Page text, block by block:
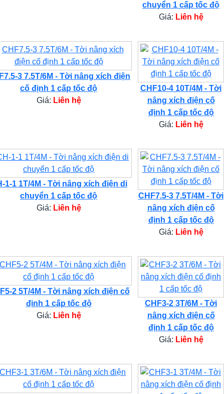
chuyển 1 cấp tốc độ
Giá: Liên hệ
3 7.5T/6M - Tời nâng xích điện
cố định 1 cấp tốc độ
Giá: Liên hệ
CHF10-4 10T/4M - Tời
nâng xích điện cố
định 1 cấp tốc độ
Giá: Liên hệ
1-1 1T/4M - Tời nâng xích điện di
chuyển 1 cấp tốc độ
Giá: Liên hệ
CHF7.5-3 7.5T/4M - Tời
nâng xích điện cố
định 1 cấp tốc độ
Giá: Liên hệ
2 5T/4M - Tời nâng xích điện cố
định 1 cấp tốc độ
Giá: Liên hệ
CHF3-2 3T/6M - Tời
nâng xích điện cố
định 1 cấp tốc độ
Giá: Liên hệ